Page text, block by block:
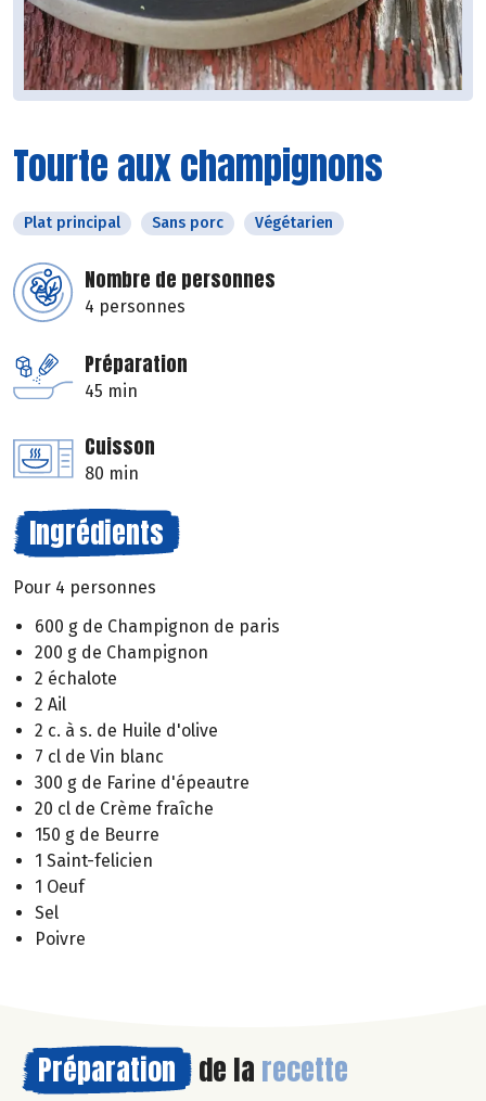
Tourte aux champignons
Plat principal Sans porc Végétarien
Nombre de personnes
4 personnes
Préparation
45 min
Cuisson
80 min
Ingrédients
Pour 4 personnes
600 g de Champignon de paris
200 g de Champignon
2 échalote
2 Ail
2 c. à s. de Huile d'olive
7 cl de Vin blanc
300 g de Farine d'épeautre
20 cl de Crème fraîche
150 g de Beurre
1 Saint-felicien
1 Oeuf
Sel
Poivre
Préparation de la recette